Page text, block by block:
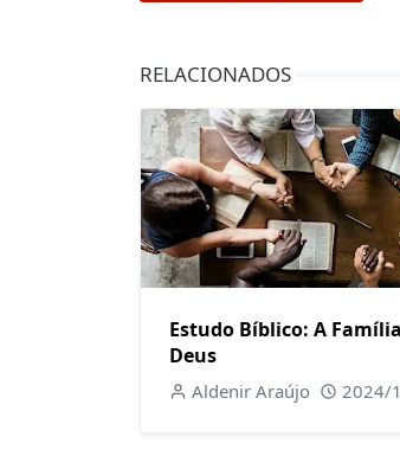
RELACIONADOS
Estudo Bíblico: A
Deus
Aldenir Araújo 2024/